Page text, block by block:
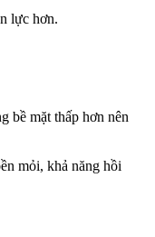
lực hơn.
bề mặt thấp hơn nên
mỏi, khả năng hồi